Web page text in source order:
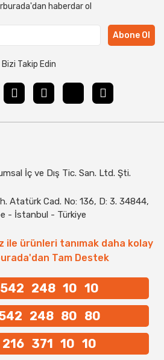
haberdar ol
Abone Ol
Bizi Takip Edin
İç ve Dış Tic. San. Ltd. Şti.
Atatürk Cad. No: 136, D: 3. 34844,
- İstanbul - Türkiye
ile ürünleri tanımak daha kolay
Tam Destek
248 10 10
248 80 80
371 10 10